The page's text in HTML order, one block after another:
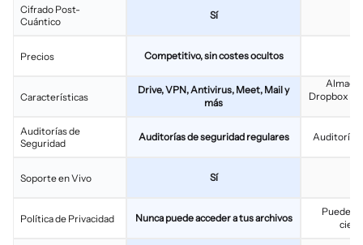
Cifrado Post-
Cuántico
Precios
Características
Auditorías de
Seguridad
Soporte en Vivo
Política de Privacidad
Sí
Competitivo, sin costes ocultos
Drive, VPN, Antivirus, Meet, Mail y
más
Dropbox
Auditorías de seguridad regulares Auditorías
Sí
Nunca puede acceder a tus archivos
Puede